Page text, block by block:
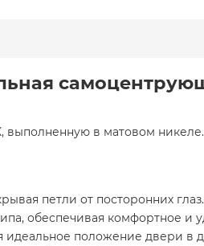
в матовом
петли от посторонних глаз.
обеспечивая комфортное и
идеальное положение двери в